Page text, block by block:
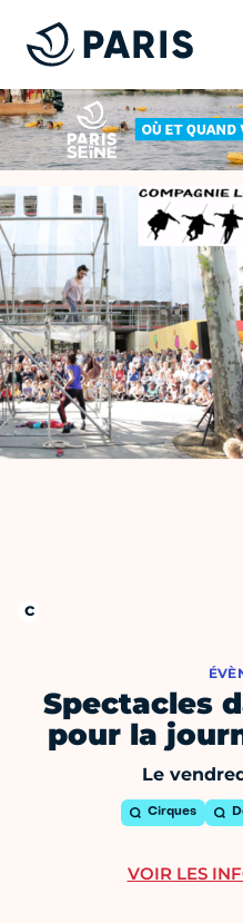
Spectacles
pour la
Le
Cirques
VOIR LES